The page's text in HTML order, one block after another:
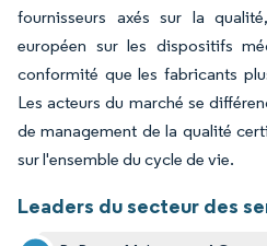
fournisseurs axés sur la
européen sur les dispositifs
conformité que les fabricants
Les acteurs du marché se
de management de la qualité
sur l'ensemble du cycle de vie.
Leaders du secteur des